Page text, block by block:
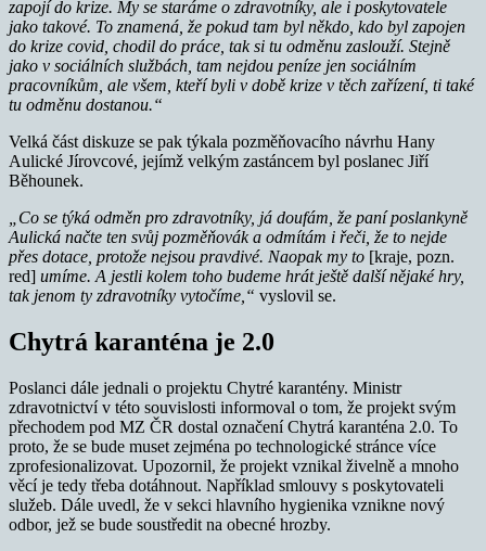
zapojí do krize. My se staráme o zdravotníky, ale i poskytovatele
jako takové. To znamená, že pokud tam byl někdo, kdo byl zapojen
do krize covid, chodil do práce, tak si tu odměnu zaslouží. Stejně
jako v sociálních službách, tam nejdou peníze jen sociálním
pracovníkům, ale všem, kteří byli v době krize v těch zařízení, ti také
tu odměnu dostanou.“
Velká část diskuze se pak týkala pozměňovacího návrhu Hany
Aulické Jírovcové, jejímž velkým zastáncem byl poslanec Jiří
Běhounek.
„Co se týká odměn pro zdravotníky, já doufám, že paní poslankyně
Aulická načte ten svůj pozměňovák a odmítám i řeči, že to nejde
přes dotace, protože nejsou pravdivé. Naopak my to [kraje, pozn.
red] umíme. A jestli kolem toho budeme hrát ještě další nějaké hry,
tak jenom ty zdravotníky vytočíme,“ vyslovil se.
Chytrá karanténa je 2.0
Poslanci dále jednali o projektu Chytré karantény. Ministr
zdravotnictví v této souvislosti informoval o tom, že projekt svým
přechodem pod MZ ČR dostal označení Chytrá karanténa 2.0. To
proto, že se bude muset zejména po technologické stránce více
zprofesionalizovat. Upozornil, že projekt vznikal živelně a mnoho
věcí je tedy třeba dotáhnout. Například smlouvy s poskytovateli
služeb. Dále uvedl, že v sekci hlavního hygienika vznikne nový
odbor, jež se bude soustředit na obecné hrozby.